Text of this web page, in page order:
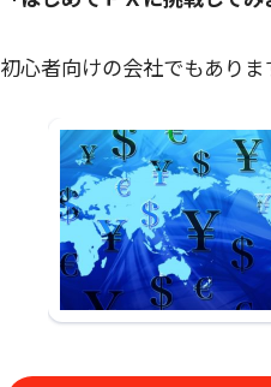
初心者向けの会社でもあり